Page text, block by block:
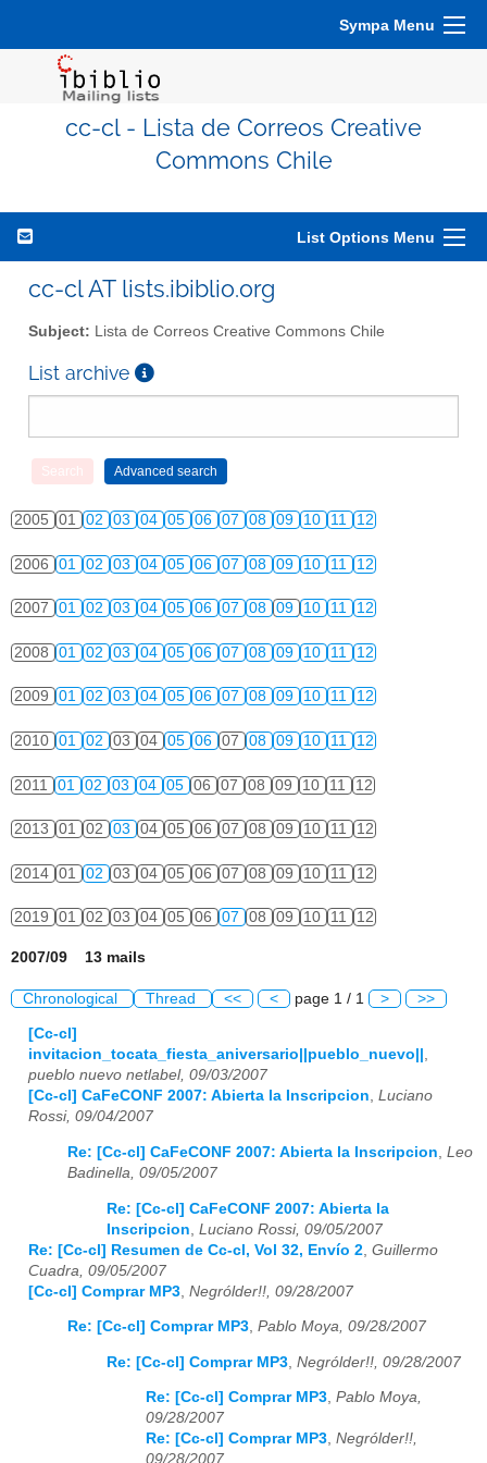
Sympa Menu
cc-cl - Lista de Correos Creative
Commons Chile
List Options Menu
cc-cl AT lists.ibiblio.org
Subject: Lista de Correos Creative Commons Chile
List archive
2005 01 02 03 04 05 06 07 08 09 10 11 12
2006 01 02 03 04 05 06 07 08 09 10 11 12
2007 01 02 03 04 05 06 07 08 09 10 11 12
2008 01 02 03 04 05 06 07 08 09 10 11 12
2009 01 02 03 04 05 06 07 08 09 10 11 12
2010 01 02 03 04 05 06 07 08 09 10 11 12
2011 01 02 03 04 05 06 07 08 09 10 11 12
2013 01 02 03 04 05 06 07 08 09 10 11 12
2014 01 02 03 04 05 06 07 08 09 10 11 12
2019 01 02 03 04 05 06 07 08 09 10 11 12
2007/09 13 mails
Chronological Thread << < page 1 / 1 > >>
[Cc-cl]
invitacion_tocata_fiesta_aniversario||pueblo_nuevo|| ,
pueblo nuevo netlabel, 09/03/2007
[Cc-cl] CaFeCONF 2007: Abierta la Inscripcion, Luciano
Rossi, 09/04/2007
Re: [Cc-cl] CaFeCONF 2007: Abierta la Inscripcion, Leo
Badinella, 09/05/2007
Re: [Cc-cl] CaFeCONF 2007: Abierta la
Inscripcion Luciano Rossi, 09/05/2007
Re: [Cc-cl] Resumen de Cc-cl, Vol 32, Envío 2 Guillermo
Cuadra, 09/05/2007
[Cc-cl] Comprar MP3 Negrólder!!, 09/28/2007
Re: [Cc-cl] Comprar MP3, Pablo Moya, 09/28/2007
Re: [Cc-cl] Comprar MP3 Negrólder!!, 09/28/2007
Re: [Cc-cl] Comprar MP3, Pablo Moya,
09/28/2007
Re: [Cc-cl] Comprar MP3, Negrólder!!,
09/28/2007